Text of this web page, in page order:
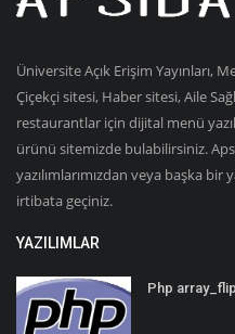
Üniversite Açık Erişim Yayınları,
Çiçekçi sitesi, Haber sitesi, Aile
restaurantlar için dijital menü
ürünü sitemizde bulabilirsiniz.
yazılımlarımızdan veya başka bir
irtibata geçiniz.
YAZILIMLAR
Php